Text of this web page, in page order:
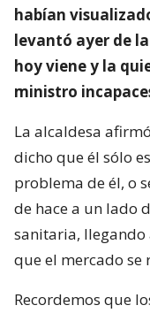
habían
levantó ayer de
hoy viene y la
ministro
La alcaldesa
dicho que él sólo
problema de él, o
de hace a un lado
sanitaria,
que el mercado se
Recordemos que